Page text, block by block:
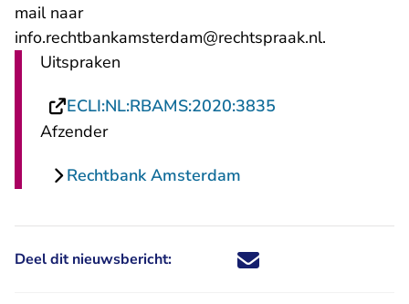
mail naar
info.rechtbankamsterdam@rechtspraak.nl- U verlaat
.
Uitspraken
ECLI:NL:RBAMS:2020:3835
Afzender
Rechtbank Amsterdam
Deel dit nieuwsbericht: Deel dit nieuwsbericht via X -
Deel dit nieuwsbericht via
Deel dit nieuwsbericht
Deel dit